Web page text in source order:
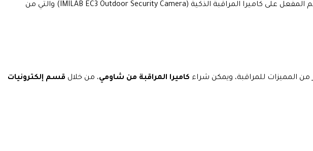
ولذلك يمكنك الشراء من الموقع، الذي يوفر لك الكاميرا من خلال توفير 41.31 ريال سعودي، وهذا عن طريق الخصم المفعل على كاميرا المراقبة الذكية (IMILAB EC3 Outdoor Security Camera) والتي من
كاميرا المراقبة من شاومي، من خلال قسم إلكترونيات